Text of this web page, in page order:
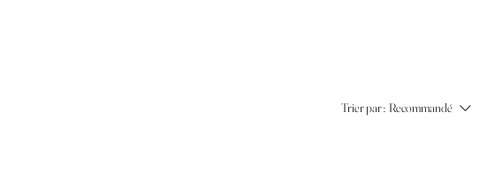
Trier par : Recommandé